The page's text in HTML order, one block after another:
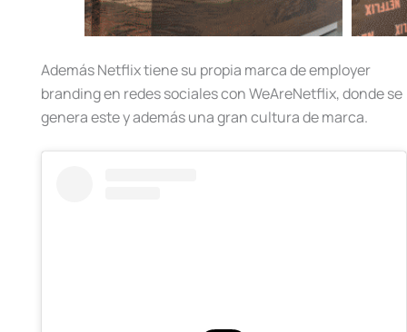
Además Netflix tiene su propia marca de employer
branding en redes sociales con WeAreNetflix, donde se
genera este y además una gran cultura de marca.